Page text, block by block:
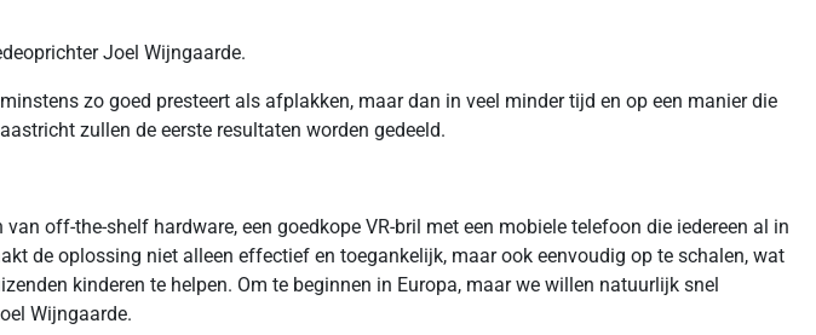
Joel Wijngaarde.
zo goed presteert als afplakken, maar dan in veel minder tijd en op een manier die
zullen de eerste resultaten worden gedeeld.
off-the-shelf hardware, een goedkope VR-bril met een mobiele telefoon die iedereen al in
de oplossing niet alleen effectief en toegankelijk, maar ook eenvoudig op te schalen, wat
kinderen te helpen. Om te beginnen in Europa, maar we willen natuurlijk snel
Wijngaarde.